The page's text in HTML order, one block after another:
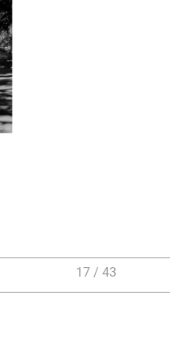
17 / 43